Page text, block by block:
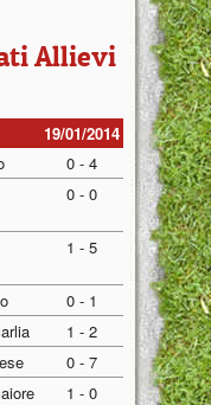
Allievi
19/01/2014
0 - 4
0 - 0
1 - 5
0 - 1
1 - 2
0 - 7
1 - 0